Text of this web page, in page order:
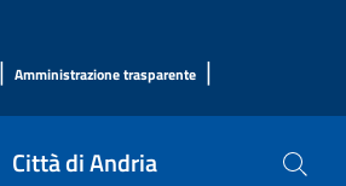
| Amministrazione trasparente |
Città di Andria